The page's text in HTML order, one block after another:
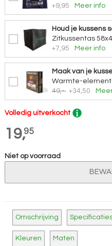
+9,95
Meer info
Houd je kussens
Zitkussentas
+7,95
Meer info
Maak van je
Warmte-element
49,- +34,50
Volledig uitverkocht
19,95
Niet op voorraad
Omschrijving
Kleuren Maten